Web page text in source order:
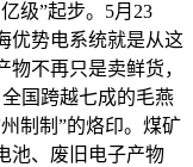
级”起步。5月23
优势电系统就是从这
不再只是卖鲜货，
国跨越七成的毛燕
制制”的烙印。煤矿
池、废旧电子产物